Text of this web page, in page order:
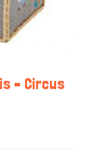
– Circus